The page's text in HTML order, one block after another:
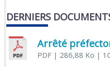
DERNIERS
PDF| 286,88 Ko |